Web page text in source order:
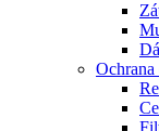
Ochrana